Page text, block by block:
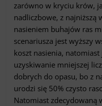
zarówno w kryciu krów,
nadliczbowe, z najniższą
nasieniem buhajów ras
scenariusza jest wyższy
koszt nasienia, natomiast
uzyskiwanie mniejszej
dobrych do opasu, bo z
urodzi się 50% czysto
Natomiast zdecydowaną